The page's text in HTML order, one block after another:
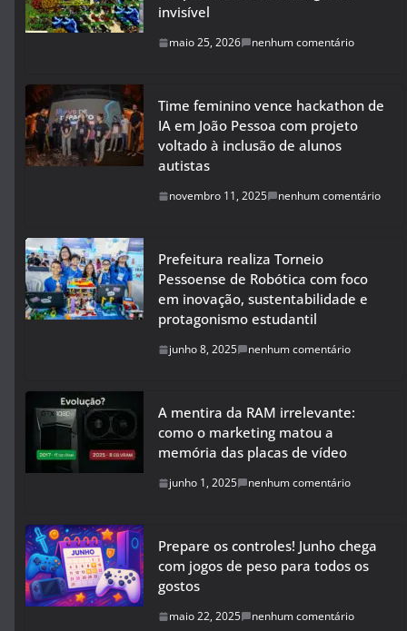
invisível
maio 25, 2026 nenhum comentário
Time feminino vence hackathon de
IA em João Pessoa com projeto
voltado à inclusão de alunos
autistas
novembro 11, 2025 nenhum comentário
Prefeitura realiza Torneio
Pessoense de Robótica com foco
em inovação, sustentabilidade e
protagonismo estudantil
junho 8, 2025 nenhum comentário
A mentira da RAM irrelevante:
como o marketing matou a
memória das placas de vídeo
junho 1, 2025 nenhum comentário
Prepare os controles! Junho chega
com jogos de peso para todos os
gostos
maio 22, 2025 nenhum comentário